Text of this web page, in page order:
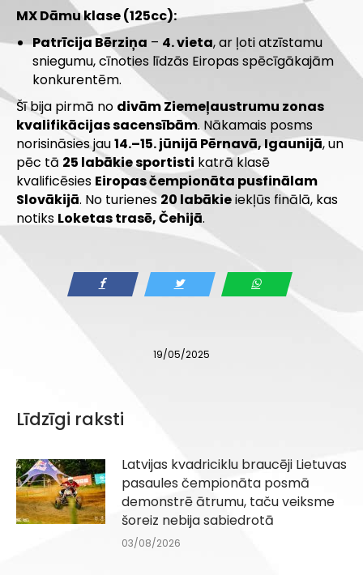
MX Dāmu klase (125cc):
Patrīcija Bērziņa – 4. vieta, ar ļoti atzīstamu
sniegumu, cīnoties līdzās Eiropas spēcīgākajām
konkurentēm.
Šī bija pirmā no divām Ziemeļaustrumu zonas
kvalifikācijas sacensībām. Nākamais posms
norisināsies jau14.–15. jūnijā Pērnavā, Igaunijā, un
pēc tā 25 labākie sportisti katrā klasē
kvalificēsies Eiropas čempionāta pusfinālam
Slovākijā. No turienes20 labākieiekļūs finālā, kas
notiks Loketas trasē, Čehijā.
19/05/2025
Līdzīgi raksti
Latvijas kvadriciklu braucēji Lietuvas
pasaules čempionāta posmā
demonstrē ātrumu, taču veiksme
šoreiz nebija sabiedrotā
03/08/2026